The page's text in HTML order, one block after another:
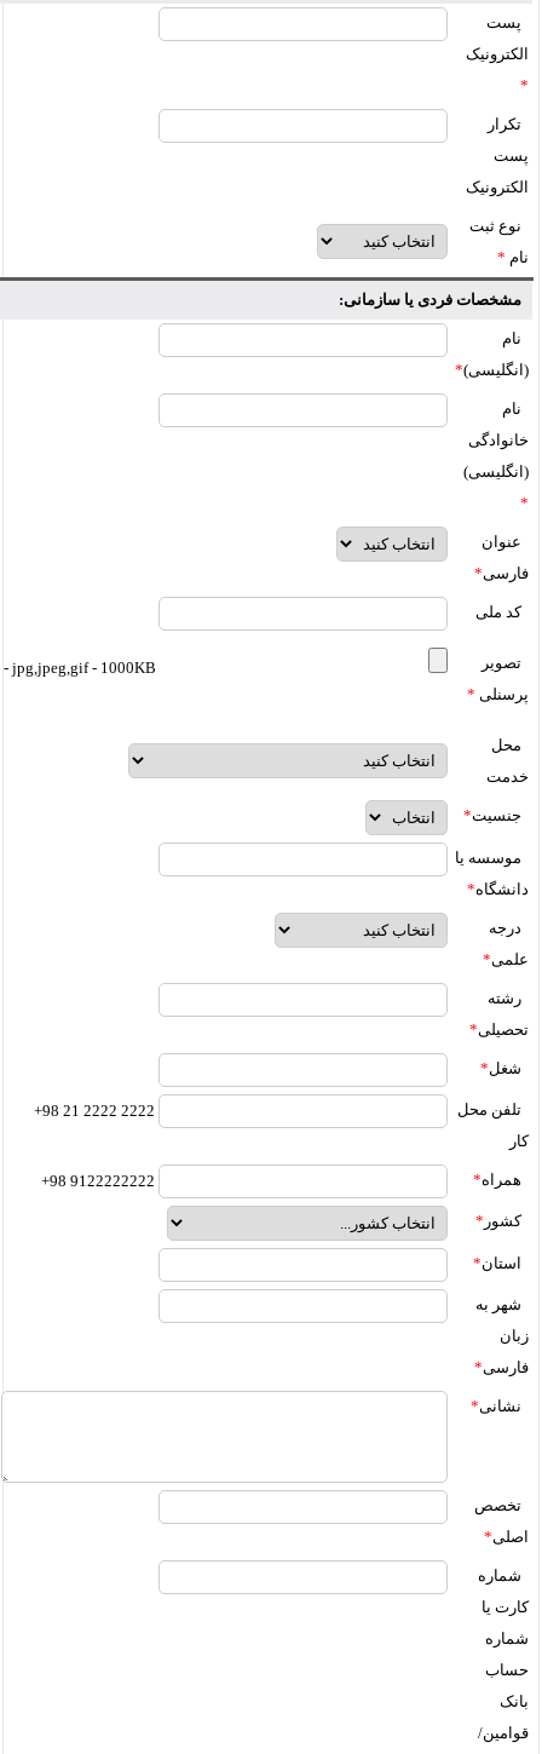
پست
الکترونیک
*
تکرار
پست
الکترونیک
نوع ثبت
نام *
مشخصات فردی یا سازمانی:
نام
(انگلیسی)*
نام
خانوادگی
(انگلیسی)
*
عنوان
فارسی*
کد ملی
تصویر
پرسنلی *
محل
خدمت
جنسیت*
موسسه یا
دانشگاه*
درجه
علمی*
رشته
تحصیلی*
شغل*
تلفن محل
کار
همراه*
کشور *
استان*
شهر به
زبان
فارسی*
نشانی*
تخصص
اصلی*
شماره
کارت یا
شماره
حساب
بانک
قوامین/